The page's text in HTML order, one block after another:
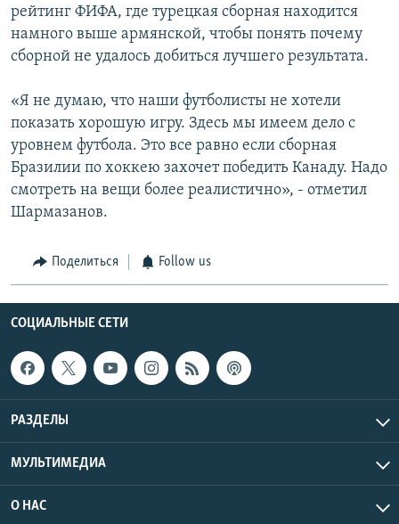
рейтинг ФИФА, где турецкая сборная находится
намного выше армянской, чтобы понять почему
сборной не удалось добиться лучшего результата.
«Я не думаю, что наши футболисты не хотели
показать хорошую игру. Здесь мы имеем дело с
уровнем футбола. Это все равно если сборная
Бразилии по хоккею захочет победить Канаду. Надо
смотреть на вещи более реалистично», - отметил
Шармазанов.
Поделиться Follow us
СОЦИАЛЬНЫЕ СЕТИ
РАЗДЕЛЫ
МУЛЬТИМЕДИА
О НАС